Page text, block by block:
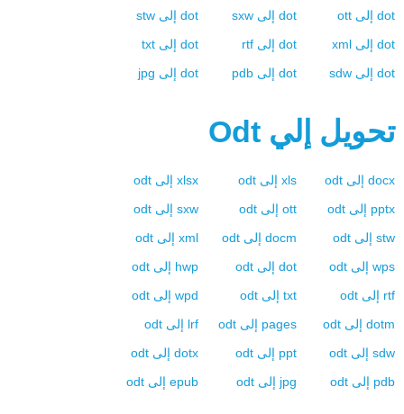
dot إلى ott
dot إلى sxw
dot إلى stw
dot إلى xml
dot إلى rtf
dot إلى txt
dot إلى sdw
dot إلى pdb
dot إلى jpg
تحويل إلي Odt
docx إلى odt
xls إلى odt
xlsx إلى odt
pptx إلى odt
ott إلى odt
sxw إلى odt
stw إلى odt
docm إلى odt
xml إلى odt
wps إلى odt
dot إلى odt
hwp إلى odt
rtf إلى odt
txt إلى odt
wpd إلى odt
dotm إلى odt
pages إلى odt
lrf إلى odt
sdw إلى odt
ppt إلى odt
dotx إلى odt
pdb إلى odt
jpg إلى odt
epub إلى odt